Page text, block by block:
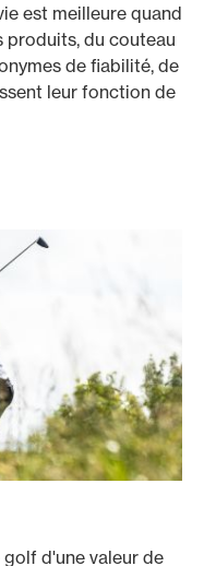
est meilleure quand
produits, du couteau
de fiabilité, de
leur fonction de
d'une valeur de